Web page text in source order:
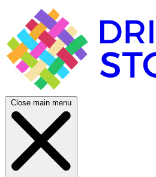
Close main menu